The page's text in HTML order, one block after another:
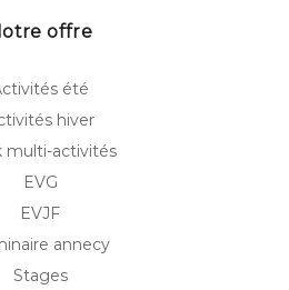
offre
été
hiver
multi-activités
EVG
EVJF
annecy
Stages